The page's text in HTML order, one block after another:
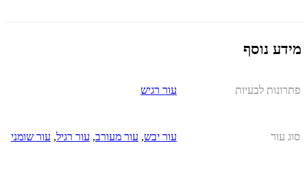
מידע נוסף
פתרונות לבעיות עור רגיש
סוג עור עור יבש, עור מעורב, עור רגיל, עור שומני